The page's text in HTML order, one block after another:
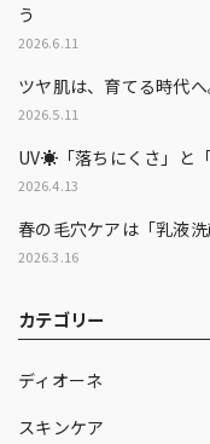
う
2026.6.11
ツヤ肌は、育てる時代へ
2026.5.11
UV☀️「落ちにくさ」と
2026.4.13
春の毛穴ケアは「乳液
2026.3.16
カテゴリー
ディオーネ
スキンケア